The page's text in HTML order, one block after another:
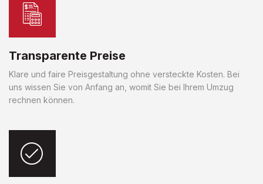
Transparente Preise
Klare und faire Preisgestaltung ohne versteckte Kosten. Bei
uns wissen Sie von Anfang an, womit Sie bei Ihrem Umzug
rechnen können.